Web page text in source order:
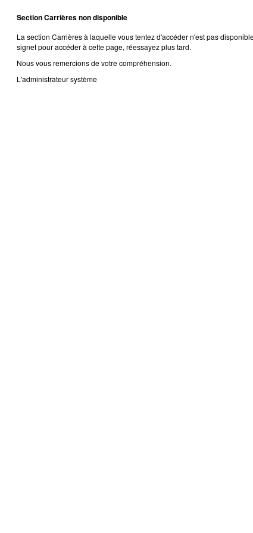
Section Carrières non disponible
La section Carrières à laquelle vous tentez d'accéder n'est pas
signet pour accéder à cette page, réessayez plus tard.
Nous vous remercions de votre compréhension.
L'administrateur système